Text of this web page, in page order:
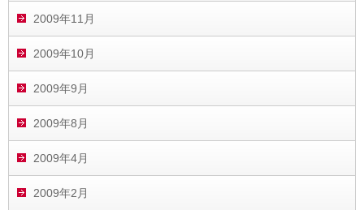
2009年11月
2009年10月
2009年9月
2009年8月
2009年4月
2009年2月